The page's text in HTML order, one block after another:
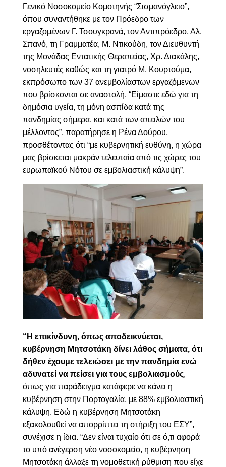
Γενικό Νοσοκομείο Κομοτηνής “Σισμανόγλειο”,
όπου συναντήθηκε με τον Πρόεδρο των
εργαζομένων Γ. Τσουγκρανά, τον Αντιπρόεδρο, Αλ.
Σπανό, τη Γραμματέα, Μ. Ντικούδη, τον Διευθυντή
της Μονάδας Εντατικής Θεραπείας, Χρ. Διακάλης,
νοσηλευτές καθώς και τη γιατρό Μ. Κουρτούμα,
εκπρόσωπο των 37 ανεμβολίαστων εργαζόμενων
που βρίσκονται σε αναστολή. “Είμαστε εδώ για τη
δημόσια υγεία, τη μόνη ασπίδα κατά της
πανδημίας σήμερα, και κατά των απειλών του
μέλλοντος”, παρατήρησε η Ρένα Δούρου,
προσθέτοντας ότι “με κυβερνητική ευθύνη, η χώρα
μας βρίσκεται μακράν τελευταία από τις χώρες του
ευρωπαϊκού Νότου σε εμβολιαστική κάλυψη”.
“ Η επικίνδυνη, όπως αποδεικνύεται,
κυβέρνηση Μητσοτάκη δίνει λάθος σήματα, ότι
δήθεν έχουμε τελειώσει με την πανδημία ενώ
αδυνατεί να πείσει για τους εμβολιασμούς,
όπως για παράδειγμα κατάφερε να κάνει η
κυβέρνηση στην Πορτογαλία, με 88% εμβολιαστική
κάλυψη. Εδώ η κυβέρνηση Μητσοτάκη
εξακολουθεί να απορρίπτει τη στήριξη του ΕΣΥ”,
συνέχισε η ίδια. “Δεν είναι τυχαίο ότι σε ό,τι αφορά
το υπό ανέγερση νέο νοσοκομείο, η κυβέρνηση
Μητσοτάκη άλλαξε τη νομοθετική ρύθμιση που είχε